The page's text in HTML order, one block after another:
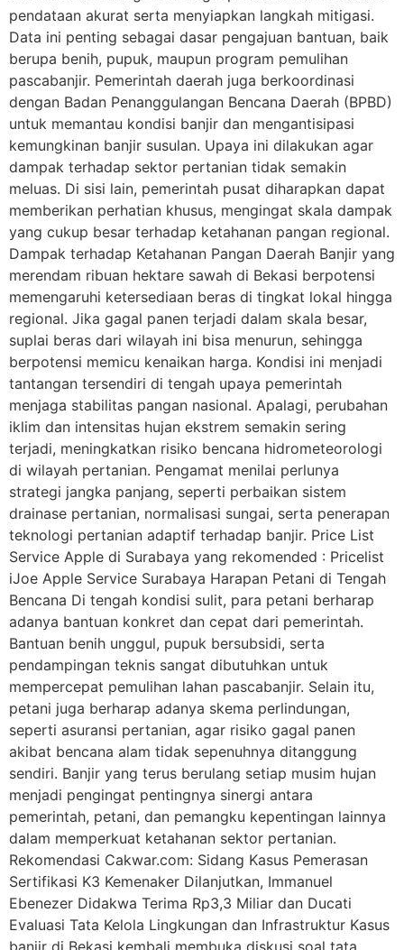
pendataan akurat serta menyiapkan langkah mitigasi.
Data ini penting sebagai dasar pengajuan bantuan, baik
berupa benih, pupuk, maupun program pemulihan
pascabanjir. Pemerintah daerah juga berkoordinasi
dengan Badan Penanggulangan Bencana Daerah (BPBD)
untuk memantau kondisi banjir dan mengantisipasi
kemungkinan banjir susulan. Upaya ini dilakukan agar
dampak terhadap sektor pertanian tidak semakin
meluas. Di sisi lain, pemerintah pusat diharapkan dapat
memberikan perhatian khusus, mengingat skala dampak
yang cukup besar terhadap ketahanan pangan regional.
Dampak terhadap Ketahanan Pangan Daerah Banjir yang
merendam ribuan hektare sawah di Bekasi berpotensi
memengaruhi ketersediaan beras di tingkat lokal hingga
regional. Jika gagal panen terjadi dalam skala besar,
suplai beras dari wilayah ini bisa menurun, sehingga
berpotensi memicu kenaikan harga. Kondisi ini menjadi
tantangan tersendiri di tengah upaya pemerintah
menjaga stabilitas pangan nasional. Apalagi, perubahan
iklim dan intensitas hujan ekstrem semakin sering
terjadi, meningkatkan risiko bencana hidrometeorologi
di wilayah pertanian. Pengamat menilai perlunya
strategi jangka panjang, seperti perbaikan sistem
drainase pertanian, normalisasi sungai, serta penerapan
teknologi pertanian adaptif terhadap banjir. Price List
Service Apple di Surabaya yang rekomended : Pricelist
iJoe Apple Service Surabaya Harapan Petani di Tengah
Bencana Di tengah kondisi sulit, para petani berharap
adanya bantuan konkret dan cepat dari pemerintah.
Bantuan benih unggul, pupuk bersubsidi, serta
pendampingan teknis sangat dibutuhkan untuk
mempercepat pemulihan lahan pascabanjir. Selain itu,
petani juga berharap adanya skema perlindungan,
seperti asuransi pertanian, agar risiko gagal panen
akibat bencana alam tidak sepenuhnya ditanggung
sendiri. Banjir yang terus berulang setiap musim hujan
menjadi pengingat pentingnya sinergi antara
pemerintah, petani, dan pemangku kepentingan lainnya
dalam memperkuat ketahanan sektor pertanian.
Rekomendasi Cakwar.com: Sidang Kasus Pemerasan
Sertifikasi K3 Kemenaker Dilanjutkan, Immanuel
Ebenezer Didakwa Terima Rp3,3 Miliar dan Ducati
Evaluasi Tata Kelola Lingkungan dan Infrastruktur Kasus
banjir di Bekasi kembali membuka diskusi soal tata